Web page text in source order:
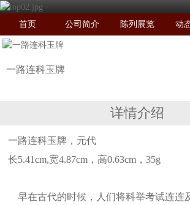
首页 公司简介 陈列展览 动
一路连科玉牌
详情介绍
一路连科玉牌，元代
长5.41cm,宽4.87cm，高0.63cm，35g
早在古代的时候，人们将科举考试连连